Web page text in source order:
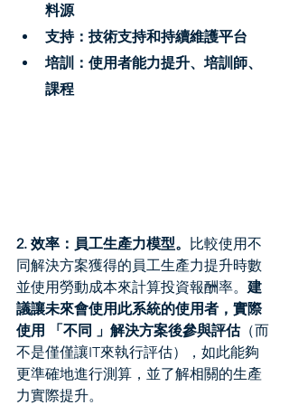
料源
支持：技術支持和持續維護平台
培訓：使用者能力提升、培訓師、
課程
2. 效率：員工生產力模型。
比較使用不
同解決方案獲得的員工生產力提升時數
並使用勞動成本來計算投資報酬率。 建
議讓未來會使用此系統的使用者，實際
使用 「不同 」解決方案後參與評估（而
不是僅僅讓IT來執行評估），如此能夠
更準確地進行測算，並了解相關的生產
力實際提升。